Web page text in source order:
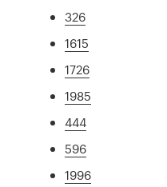
326
1615
1726
1985
444
596
1996